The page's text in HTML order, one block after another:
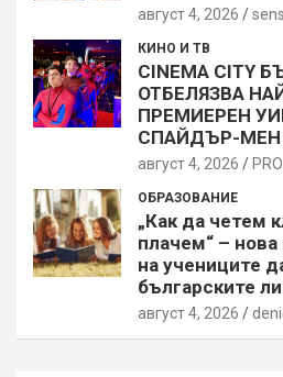
август 4, 2026
КИНО И ТВ
CINEMA CITY
ОТБЕЛЯЗВА
ПРЕМИЕРЕН
СПАЙДЪР-МЕН
август 4, 2026
ОБРАЗОВАНИЕ
„Как да четем
плачем“ –
на учениците
българските
август 4, 2026